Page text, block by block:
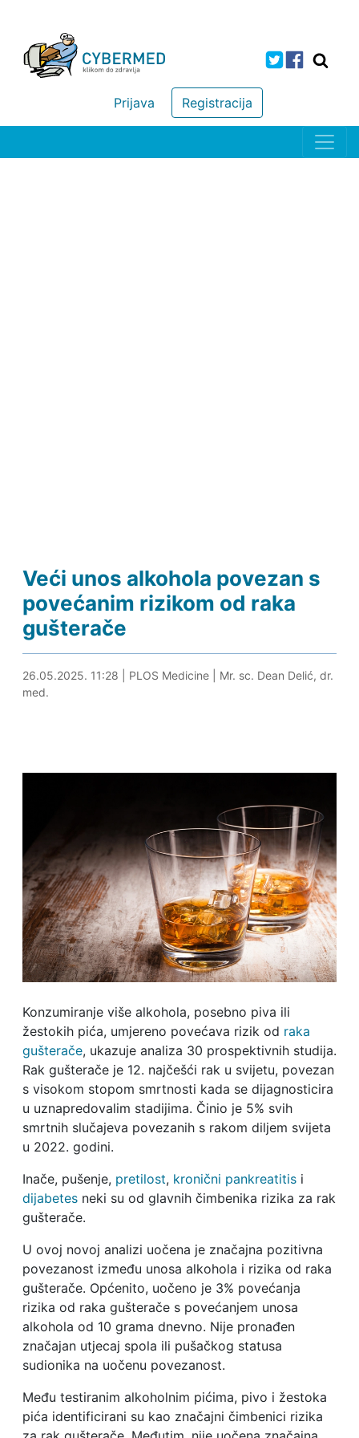
Registracija
Prijava
Veći unos alkohola povezan s
povećanim rizikom od raka
gušterače
26.05.2025. 11:46
26.05.2025. 11:28 PLOS Medicine| Mr. sc. Dean Delić, dr.
med.
Konzumiranje više alkohola, posebno piva ili
žestokih pića, umjereno povećava rizik od raka
gušterače, ukazuje analiza 30 prospektivnih studija.
Rak gušterače je 12. najčešći rak u svijetu, povezan
s visokom stopom smrtnosti kada se dijagnosticira
u uznapredovalim stadijima. Činio je 5% svih
smrtnih slučajeva povezanih s rakom diljem svijeta
u 2022. godini.
Inače, pušenje, pretilost, kronični pankreatitisi
dijabetesneki su od glavnih čimbenika rizika za rak
gušterače.
U ovoj novoj analizi uočena je značajna pozitivna
povezanost između unosa alkohola i rizika od raka
gušterače. Općenito, uočeno je 3% povećanja
rizika od raka gušterače s povećanjem unosa
alkohola od 10 grama dnevno. Nije pronađen
značajan utjecaj spola ili pušačkog statusa
sudionika na uočenu povezanost.
Među testiranim alkoholnim pićima, pivo i žestoka
pića identificirani su kao značajni čimbenici rizika